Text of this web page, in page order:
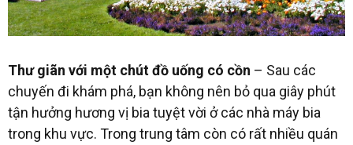
Thư giãn với một chút đồ uống có cồn – Sau các
chuyến đi khám phá, bạn không nên bỏ qua giây phút
tận hưởng hương vị bia tuyệt vời ở các nhà máy bia
trong khu vực. Trong trung tâm còn có rất nhiều quán